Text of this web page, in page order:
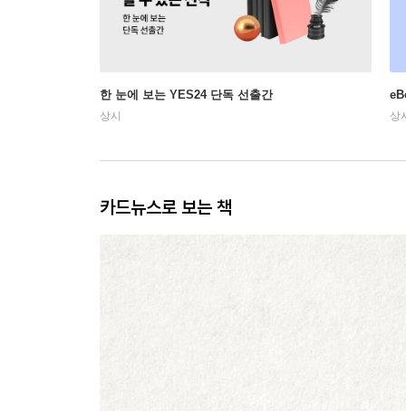
한 눈에 보는 YES24 단독 선출간
상시 상
카드뉴스로 보는 책